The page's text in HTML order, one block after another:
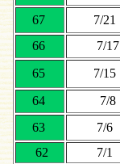
67 7/21
66 7/17
65 7/15
64
7/8
63 7/6
62 7/1